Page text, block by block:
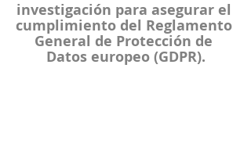
investigación para asegurar el
cumplimiento del Reglamento
General de Protección de
Datos europeo (GDPR).